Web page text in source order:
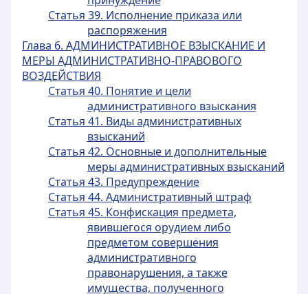
Статья 39. Исполнение приказа или
распоряжения
Глава 6. АДМИНИСТРАТИВНОЕ ВЗЫСКАНИЕ И
МЕРЫ АДМИНИСТРАТИВНО-ПРАВОВОГО
ВОЗДЕЙСТВИЯ
Статья 40. Понятие и цели
административного взыскания
Статья 41. Виды административных
взысканий
Статья 42. Основные и дополнительные
меры административных взысканий
Статья 43. Предупреждение
Статья 44. Административный штраф
Статья 45. Конфискация предмета,
явившегося орудием либо
предметом совершения
административного
правонарушения, а также
имущества, полученного